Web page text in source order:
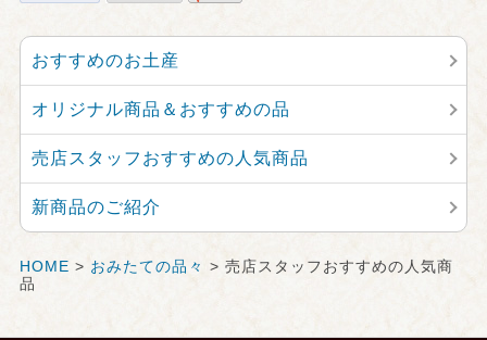
おすすめのお土産
オリジナル商品＆おすすめの品
売店スタッフおすすめの人気商品
新商品のご紹介
HOME > おみたての品々 > 売店スタッフおすすめの人気商
品